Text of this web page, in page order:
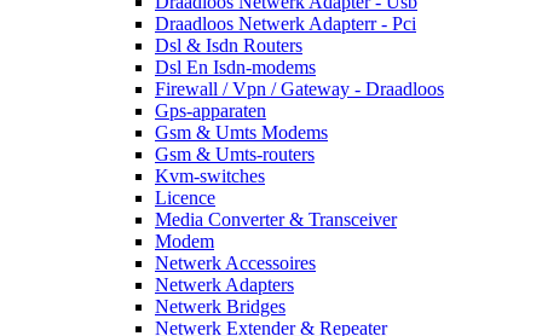
Draadloos Netwerk Adapterr - Pci
Dsl & Isdn Routers
Dsl En Isdn-modems
Firewall / Vpn / Gateway - Draadloos
Gps-apparaten
Gsm & Umts Modems
Gsm & Umts-routers
Kvm-switches
Licence
Media Converter & Transceiver
Modem
Netwerk Accessoires
Netwerk Adapters
Netwerk Bridges
Netwerk Extender & Repeater